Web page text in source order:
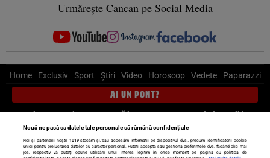
Urmărește Cancan pe Social Media
Home Exclusiv Sport Știri Video Horoscop Vedete Paparazzi
AI UN PONT?
Scrie-ne pe Whatsapp, sună la 0741226226 sau trimite mail la
pont@cancan.ro
Știri interne Știri externe Politică
Nouă ne pasă ca datele tale personale să rămână confidențiale
Noi și partenerii noștri 1019stocăm și/sau accesăm informații pe dispozitivul dvs., precum identificatorii cookie
unici pentru prelucrarea datelor cu caracter personal. Puteți accepta sau gestiona preferințele dvs. făcând clic mai
jos, respectiv vă puteți opune utilizării unui interes legitim în orice moment pe pagina cu politica de